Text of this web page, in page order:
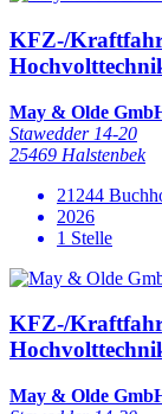
KFZ-/
May & Olde
Stawedder 14-20
25469 Halstenbek
21244
2026
1 Stelle
KFZ-/
May & Olde